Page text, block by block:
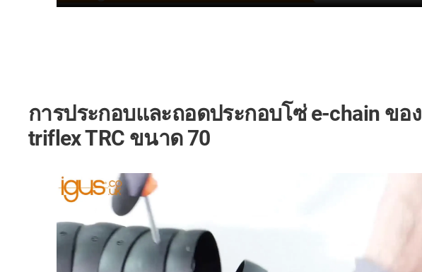
การประกอบและถอดประกอบโซ่ e-chain ของ
triflex TRC ขนาด 70